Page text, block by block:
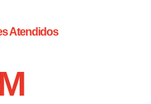
Atendidos